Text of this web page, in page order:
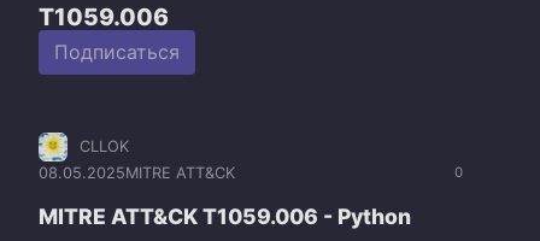
T1059.006
Подписаться
0
CLLOK
08.05.2025MITRE ATT&CK
MITRE ATT&CK T1059.006 - Python